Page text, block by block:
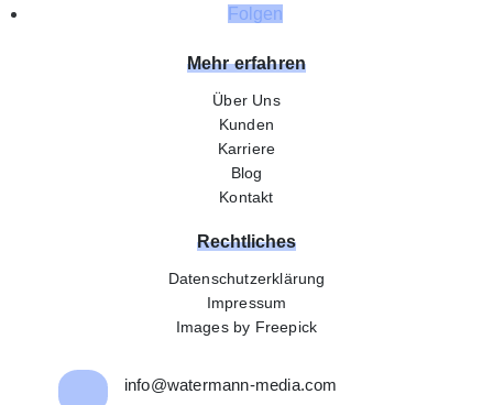
Folgen
Mehr erfahren
Über Uns
Kunden
Karriere
Blog
Kontakt
Rechtliches
Datenschutzerklärung
Impressum
Images by Freepick
info@watermann-media.com